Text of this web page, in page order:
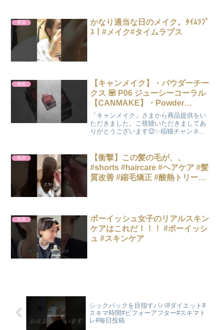
毛”を活かす、髪と心が整う美容室／全国
から...
美容
かなり適当な日のメイク。ﾀｲﾑﾗﾌﾟ
ｽ！#メイク#タイムラプス
美容
【キャンメイク】・パウダーチー
クス 💟 P06 ジューシーコーラル
【CANMAKE】・Powder
Cheeks 💟 P06 Juicy Choral
「キャンメイク」さまから商品提供をい
ただきました。ご視聴いただきましてあ
りがとうございます😌✨稲猫チャンネル
CANMAKE 】・パウダーチークス /
Powder...
美容
【衝撃】この髪の毛が、、
#shorts #haircare #ヘアケア #髪
質改善 #縮毛矯正 #酸熱トリート
美容
ボーイッシュ女子のリアルスキン
ケアはこれだ！！！ #ボーイッシ
ュ #スキンケア
シックパックを目指すパパ#ダイエット#
スキマ時間#ビフォーアフター#スキマト
レ#毎日投稿